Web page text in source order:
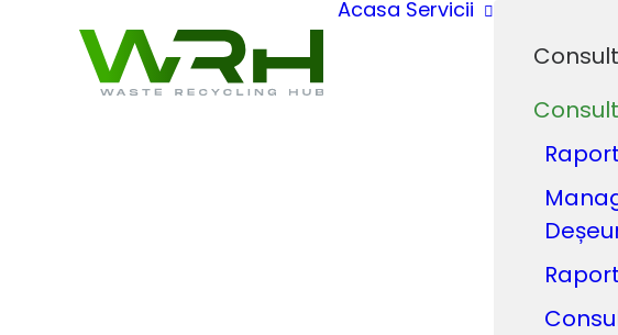
Acasa Servicii